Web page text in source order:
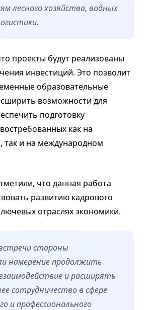
лесного хозяйства, водных
проекты будут реализованы
инвестиций. Это позволит
образовательные
возможности для
подготовку
как на
так и на международном
что данная работа
развитию кадрового
отраслях экономики.
стороны
намерение продолжить
и расширять
сотрудничество в сфере
и профессионального